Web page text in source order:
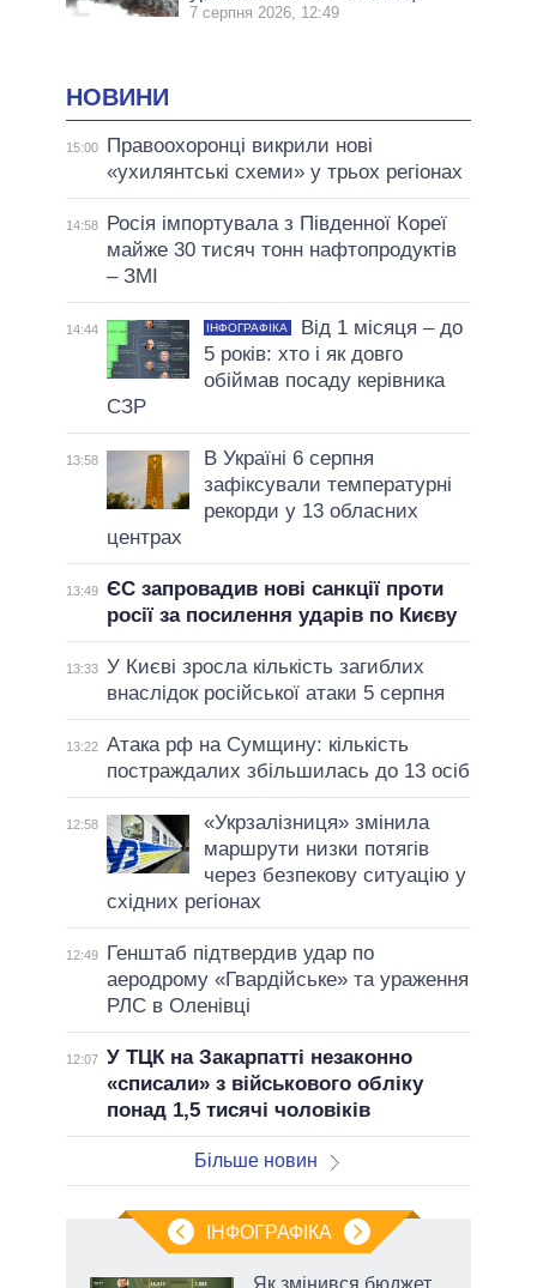
7 серпня 2026, 12:49
НОВИНИ
15:00
Правоохоронці викрили нові
«ухилянтські схеми» у трьох регіонах
14:58
Росія імпортувала з Південної Кореї
майже 30 тисяч тонн нафтопродуктів
– ЗМІ
14:44 ІНФОГРАФІКА
Від 1 місяця – до
5 років: хто і як довго
обіймав посаду керівника
СЗР
13:58
В Україні 6 серпня
зафіксували температурні
рекорди у 13 обласних
центрах
13:49 ЄС запровадив нові санкції проти
росії за посилення ударів по Києву
13:33 У Києві зросла кількість загиблих
внаслідок російської атаки 5 серпня
13:22 Атака рф на Сумщину: кількість
постраждалих збільшилась до 13 осіб
12:58
«Укрзалізниця» змінила
маршрути низки потягів
через безпекову ситуацію у
східних регіонах
12:49
Генштаб підтвердив удар по
аеродрому «Гвардійське» та ураження
РЛС в Оленівці
12:07 У ТЦК на Закарпатті незаконно
«списали» з військового обліку
понад 1,5 тисячі чоловіків
Більше новин
ІНФОГРАФІКА